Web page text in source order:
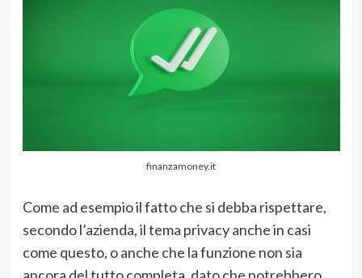
finanzamoney.it
Come ad esempio il fatto che si debba rispettare,
secondo l’azienda, il tema privacy anche in casi
come questo, o anche che la funzione non sia